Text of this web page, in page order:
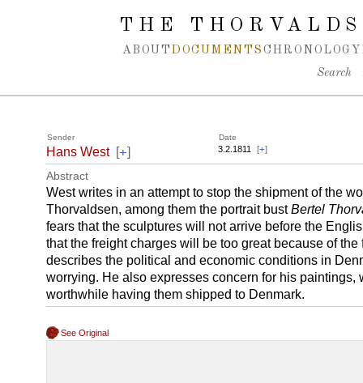
Spring navigation over
THE
ABOUT DOCUMENTS CHRONOLOGY
Search
Sender Date
Hans West [+] 3.2.1811 [+]
Abstract
West writes in an attempt to stop the shipment of the
Thorvaldsen, among them the portrait bustBertel
fears that the sculptures will not arrive before the
that the freight charges will be too great because of
describes the political and economic conditions in
worrying. He also expresses concern for his paintings,
worthwhile having them shipped to Denmark.
See Original